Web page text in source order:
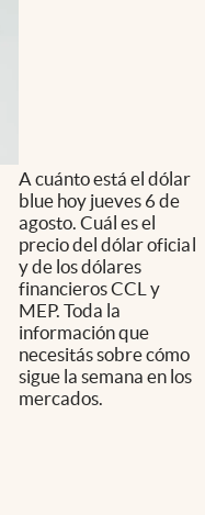
A cuánto está el dólar
blue hoy jueves 6 de
agosto. Cuál es el
precio del dólar oficial
y de los dólares
financieros CCL y
MEP. Toda la
información que
necesitás sobre cómo
sigue la semana en los
mercados.